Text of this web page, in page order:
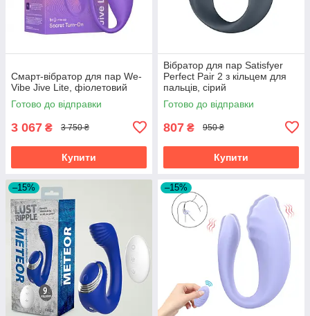
Смарт-вібратор для пар We-
Vibe Jive Lite, фіолетовий
Готово до відправки
3 067 ₴ 3 750 ₴
Купити
Вібратор для пар Satisfyer
Perfect Pair 2 з кільцем для
пальців, сірий
Готово до відправки
807 ₴ 950 ₴
Купити
–15% –15%